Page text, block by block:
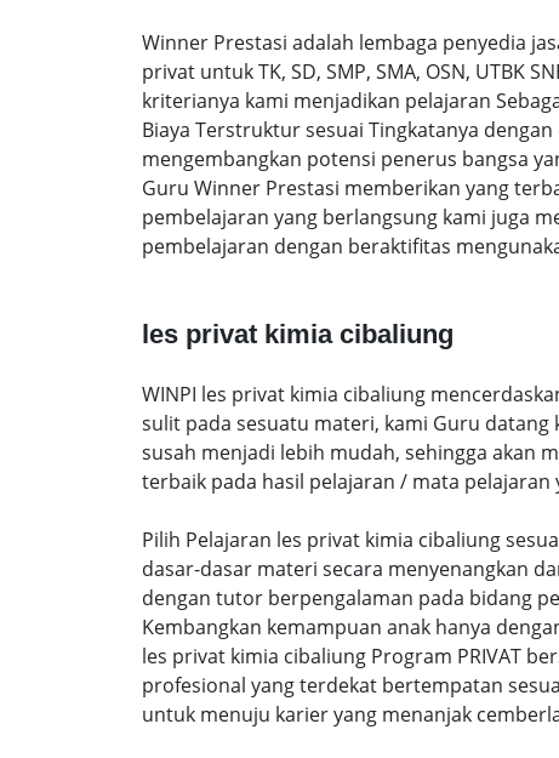
Winner Prestasi adalah lembaga penyedia
privat untuk TK, SD, SMP, SMA, OSN, UTBK
kriterianya kami menjadikan pelajaran
Biaya Terstruktur sesuai Tingkatanya
mengembangkan potensi penerus bangsa
Guru Winner Prestasi memberikan yang
pembelajaran yang berlangsung kami juga
pembelajaran dengan beraktifitas
les privat kimia cibaliung
WINPI les privat kimia cibaliung
sulit pada sesuatu materi, kami Guru datang
susah menjadi lebih mudah, sehingga akan
terbaik pada hasil pelajaran / mata
Pilih Pelajaran les privat kimia cibaliung
dasar-dasar materi secara menyenangkan
dengan tutor berpengalaman pada bidang
Kembangkan kemampuan anak hanya
les privat kimia cibaliung Program PRIVAT
profesional yang terdekat bertempatan
untuk menuju karier yang menanjak